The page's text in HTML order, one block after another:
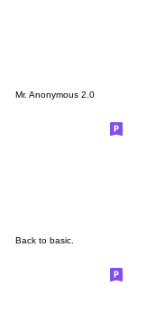
Mr. Anonymous 2.0
Back to basic.